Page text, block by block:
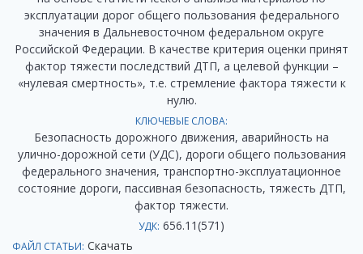
эксплуатации дорог общего пользования федерального
значения в Дальневосточном федеральном округе
Российской Федерации. В качестве критерия оценки принят
фактор тяжести последствий ДТП, а целевой функции –
«нулевая смертность», т.е. стремление фактора тяжести к
нулю.
КЛЮЧЕВЫЕ СЛОВА:
Безопасность дорожного движения, аварийность на
улично-дорожной сети (УДС), дороги общего пользования
федерального значения, транспортно-эксплуатационное
состояние дороги, пассивная безопасность, тяжесть ДТП,
фактор тяжести.
УДК: 656.11(571)
ФАЙЛ СТАТЬИ: Скачать